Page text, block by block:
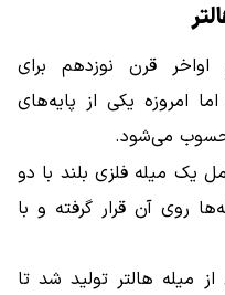
اواخر قرن نوزدهم برای
امروزه یکی از پایه‌های
می‌شود.
یک میله فلزی بلند با دو
روی آن قرار گرفته و با
میله هالتر تولید شد تا